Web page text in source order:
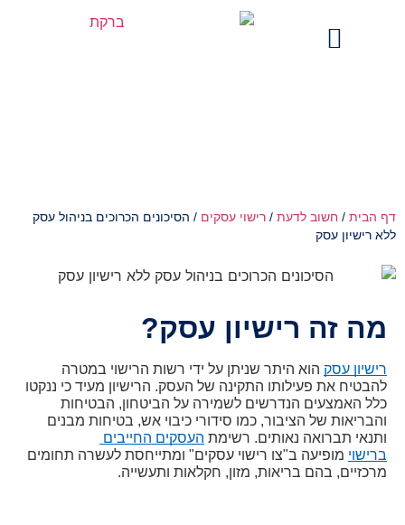
הבית/חשוב לדעת/רישוי עסקים/הסיכונים הכרוכים בניהול עסק
רישיון עסק
זה רישיון עסק?
עסק
הוא היתר שניתן על ידי רשות הרישוי במטרה
להבטיח את פעילותו התקינה של העסק. הרישיון מעיד כי ננקטו
כלל האמצעים הנדרשים לשמירה על הביטחון, הבטיחות
והבריאות של הציבור, כמו סידורי כיבוי אש, בטיחות מבנים
תברואה נאותים. רשימת
העסקים החייבים
מופיעה ב"צו רישוי עסקים" ומתייחסת לעשרה תחומים
בהם בריאות, מזון, חקלאות ותעשייה.